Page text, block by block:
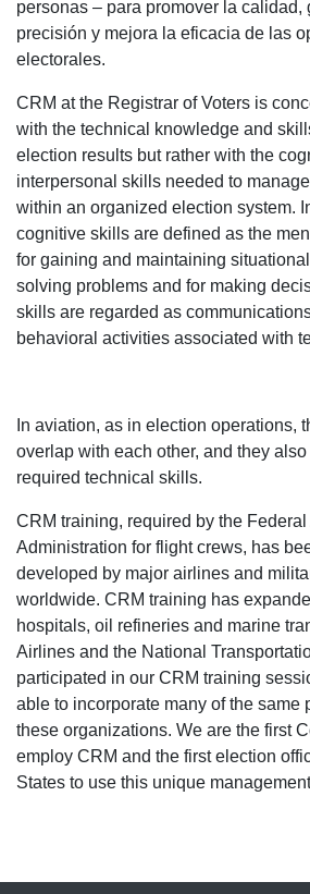
personas – para promover la calidad,
precisión y mejora la eficacia de las
electorales.
CRM at the Registrar of Voters is
with the technical knowledge and
election results but rather with the
interpersonal skills needed to
within an organized election system.
cognitive skills are defined as the
for gaining and maintaining
solving problems and for making
skills are regarded as
behavioral activities associated with
In aviation, as in election operations,
overlap with each other, and they
required technical skills.
CRM training, required by the Federal
Administration for flight crews, has
developed by major airlines and
worldwide. CRM training has
hospitals, oil refineries and marine
Airlines and the National
participated in our CRM training
able to incorporate many of the same
these organizations. We are the first
employ CRM and the first election
States to use this unique